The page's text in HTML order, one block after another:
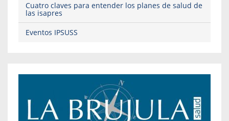
Cuatro claves para entender los planes de salud de
las isapres
Eventos IPSUSS